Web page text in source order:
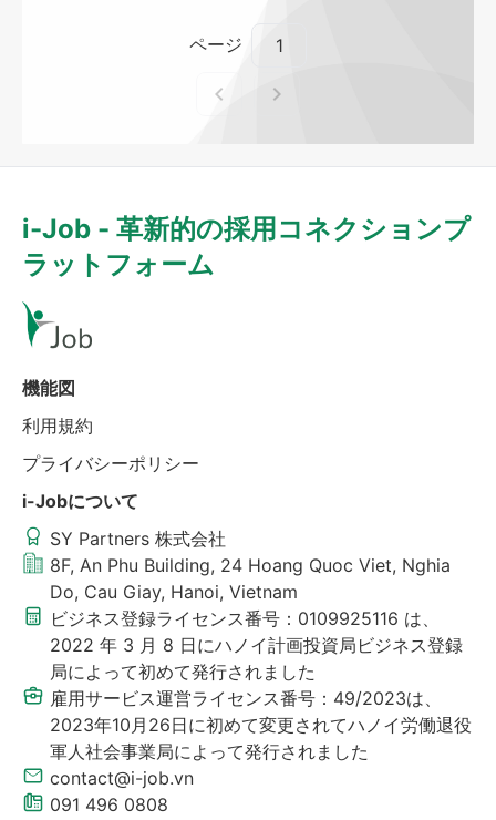
ページ
i-Job - 革新的の採用コネクションプ
ラットフォーム
i-Jobについて
SY Partners 株式会社
8F, An Phu Building, 24 Hoang Quoc Viet, Nghia
Do, Cau Giay, Hanoi, Vietnam
ビジネス登録ライセンス番号：0109925116 は、
2022 年 3 月 8 日にハノイ計画投資局ビジネス登録
局によって初めて発行されました
雇用サービス運営ライセンス番号：49/2023は、
2023年10月26日に初めて変更されてハノイ労働退役
軍人社会事業局によって発行されました
contact@i-job.vn
091 496 0808
機能図
利用規約
プライバシーポリシー